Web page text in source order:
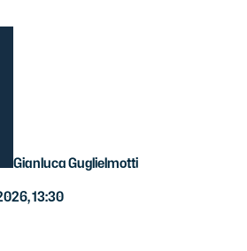
Gianluca Guglielmotti
13:30